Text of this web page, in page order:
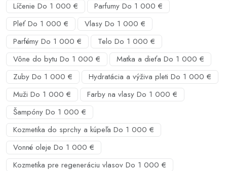
Líčenie Do 1 000 €
Parfumy Do 1 000 €
Pleť Do 1 000 €
Vlasy Do 1 000 €
Parfémy Do 1 000 €
Telo Do 1 000 €
Vône do bytu Do 1 000 €
Matka a dieťa Do 1 000 €
Zuby Do 1 000 €
Hydratácia a výživa pleti Do 1 000 €
Muži Do 1 000 €
Farby na vlasy Do 1 000 €
Šampóny Do 1 000 €
Kozmetika do sprchy a kúpeľa Do 1 000 €
Vonné oleje Do 1 000 €
Kozmetika pre regeneráciu vlasov Do 1 000 €